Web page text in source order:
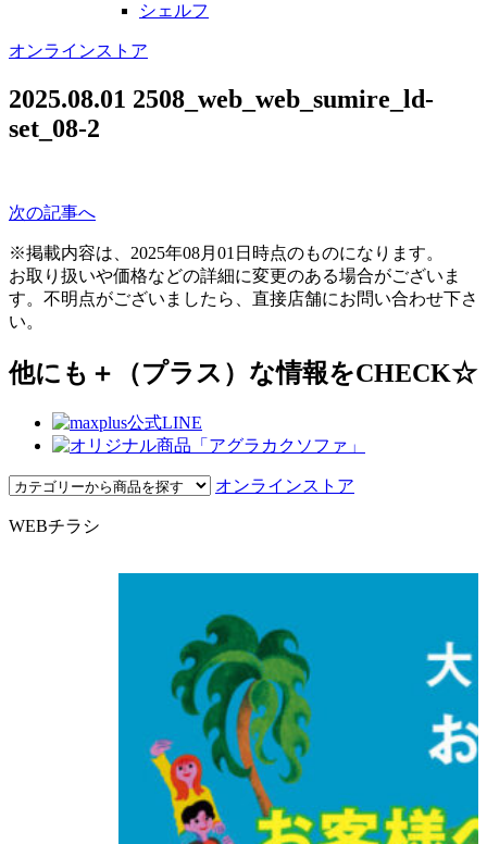
シェルフ
オンラインストア
2025.08.01 2508_web_web_sumire_ld-
set_08-2
次の記事へ
※掲載内容は、2025年08月01日時点のものになります。
お取り扱いや価格などの詳細に変更のある場合がございま
す。不明点がございましたら、直接店舗にお問い合わせ下さ
い。
他にも＋（プラス）な情報をCHECK☆
オンラインストア
WEBチラシ